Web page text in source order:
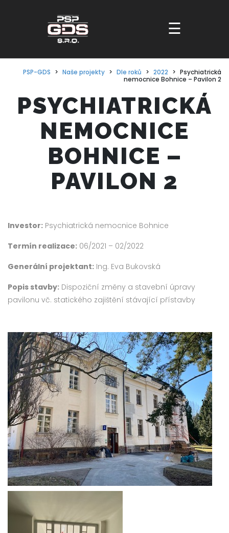
☰
PSYCHIATRICKÁ
NEMOCNICE
BOHNICE –
PAVILON 2
Investor: Psychiatrická nemocnice Bohnice
Termín realizace: 06/2021 – 02/2022
Generální projektant: Ing. Eva Bukovská
Popis stavby: Dispoziční změny a stavební úpravy
pavilonu vč. statického zajištění stávající přístavby